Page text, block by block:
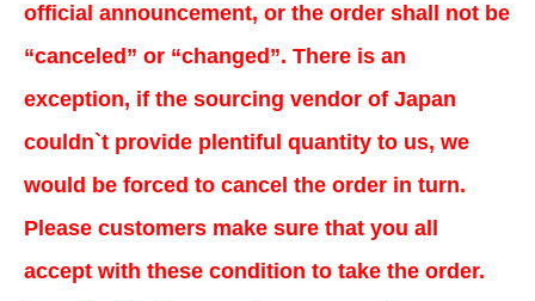
official announcement, or the order shall not be
“canceled” or “changed”. There is an
exception, if the sourcing vendor of Japan
couldn`t provide plentiful quantity to us, we
would be forced to cancel the order in turn.
Please customers make sure that you all
accept with these condition to take the order.